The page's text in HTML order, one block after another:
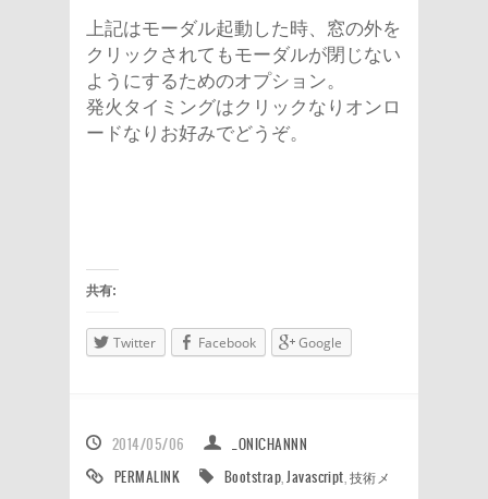
上記はモーダル起動した時、窓の外を
クリックされてもモーダルが閉じない
ようにするためのオプション。
発火タイミングはクリックなりオンロ
ードなりお好みでどうぞ。
共有:
Twitter Facebook Google
2014/05/06
_ONICHANNN
PERMALINK
Bootstrap,Javascript,技術メ